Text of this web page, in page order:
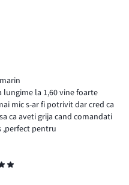
la 1,60 vine foarte
mic s-ar fi potrivit dar cred ca
ca aveti grija cand comandati
,perfect pentru